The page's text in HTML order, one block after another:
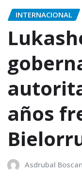
INTERNACIONAL
años
Asdrubal Boscan